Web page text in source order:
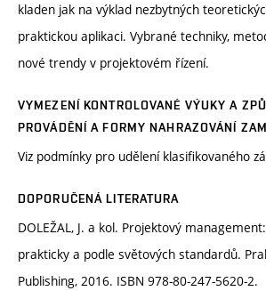
kladen jak na výklad nezbytných
praktickou aplikaci. Vybrané techniky,
nové trendy v projektovém řízení.
VYMEZENÍ KONTROLOVANÉ VÝUKY A
PROVÁDĚNÍ A FORMY NAHRAZOVÁNÍ
Viz podmínky pro udělení klasifikovaného
DOPORUČENÁ LITERATURA
DOLEŽAL, J. a kol. Projektový
prakticky a podle světových standardů.
Publishing, 2016. ISBN 978-80-247-5620-2.